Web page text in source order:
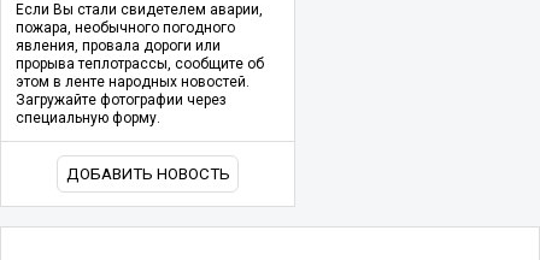
Если Вы стали свидетелем аварии,
пожара, необычного погодного
явления, провала дороги или
прорыва теплотрассы, сообщите об
этом в ленте народных новостей.
Загружайте фотографии через
специальную форму.
ДОБАВИТЬ НОВОСТЬ